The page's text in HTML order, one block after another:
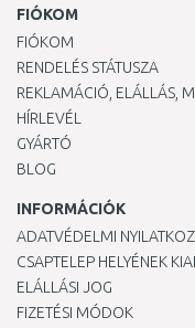
FIÓKOM
FIÓKOM
RENDELÉS STÁTUSZA
REKLAMÁCIÓ, ELÁLLÁS,
HÍRLEVÉL
GYÁRTÓ
BLOG
INFORMÁCIÓK
ADATVÉDELMI
CSAPTELEP HELYÉNEK
ELÁLLÁSI JOG
FIZETÉSI MÓDOK